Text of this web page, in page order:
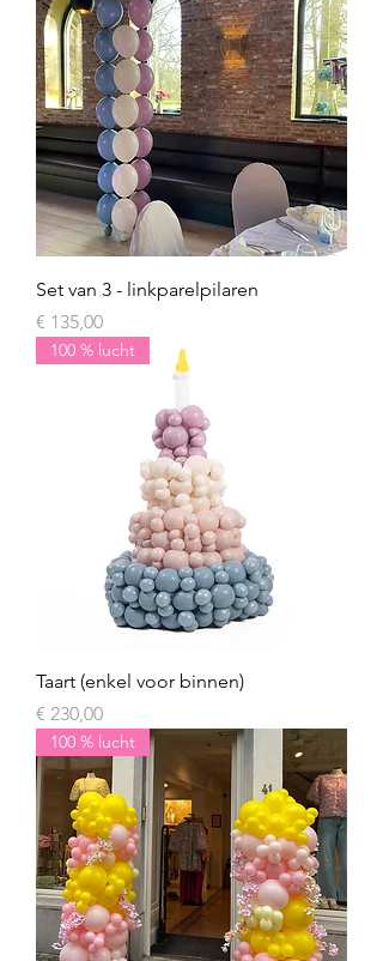
Set van 3 - linkparelpilaren
Prijs
€ 135,00
100 % lucht
Taart (enkel voor binnen)
Prijs
€ 230,00
100 % lucht